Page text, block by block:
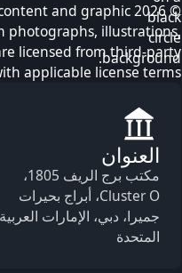
content and graphic
photographs, illustrations,
licensed from third-party
applicable license terms.
العنوان
مكتب برج الريف 1805،
Cluster O، أبراج بحيرات
جميرا، دبي، الإمارات العربية
المتحدة